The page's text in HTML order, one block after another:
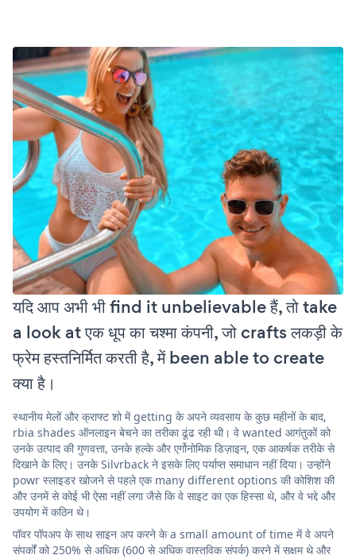
यदि आप अभी भी find it unbelievable हैं, तो take
a look at एक धूप का चश्मा कंपनी, जो crafts लकड़ी के
फ्रेम हस्तनिर्मित करती है, में been able to create
क्या है।
स्थानीय मेलों और क्राफ्ट शो में getting के अपने व्यवसाय के कुछ महीनों के बाद,
rbia shades ऑनलाइन बेचने का तरीका ढूंढ रही थी। वे wanted आगंतुकों को
उनके उत्पाद की गुणवत्ता, उनके हल्के और एर्गोनोमिक डिज़ाइन, एक आकर्षक तरीके से
दिखाने के लिए। उनके Silvrback ने इसके लिए पर्याप्त समाधान नहीं दिया। उन्होंने
powr स्लाइडर खोजने से पहले एक many different options की कोशिश की
और उनमें से कोई भी ऐसा नहीं लगा जैसे कि वे साइट का एक हिस्सा थे, और वे भद्दे और
उपयोग में कठिन थे।
पॉवर पॉपअप के साथ साइन अप करने के a small amount of time में वे अपने
संपर्कों को 250% से अधिक (600 से अधिक वास्तविक संपर्क) करने में सक्षम थे और